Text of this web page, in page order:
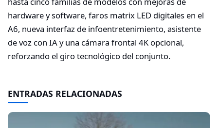
hardware y software, faros matrix LED digitales en el
A6, nueva interfaz de infoentretenimiento, asistente
de voz con IA y una cámara frontal 4K opcional,
reforzando el giro tecnológico del conjunto.
ENTRADAS RELACIONADAS